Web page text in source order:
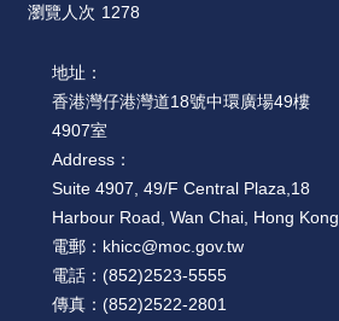
瀏覽人次 1278
地址：
香港灣仔港灣道18號中環廣場49樓
4907室
Address：
Suite 4907, 49/F Central Plaza,18
Harbour Road, Wan Chai, Hong Kong
電郵： khicc@moc.gov.tw
電話： (852)2523-5555
傳真： (852)2522-2801